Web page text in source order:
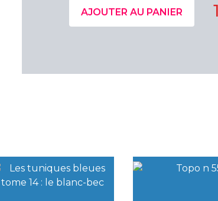
AJOUTER AU PANIER